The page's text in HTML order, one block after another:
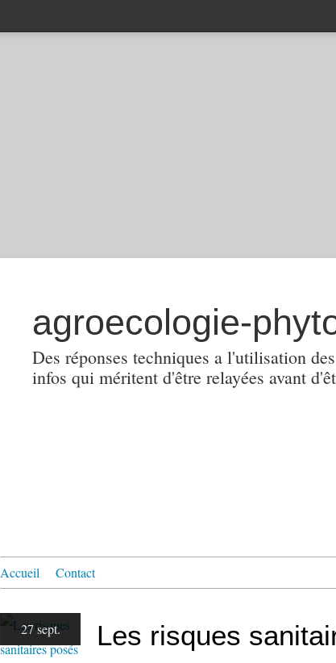
Des réponses techniques a l'utilisation
infos qui méritent d'être relayées avant
Accueil Contact
27 sept.
Les risques